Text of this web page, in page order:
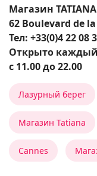
Магазин TATIANA
62 Boulevard de
Тел: +33(0)4 22 08
Открыто
с 11.00 до 22.00
Лазурный берег
Магазин Tatiana
Cannes